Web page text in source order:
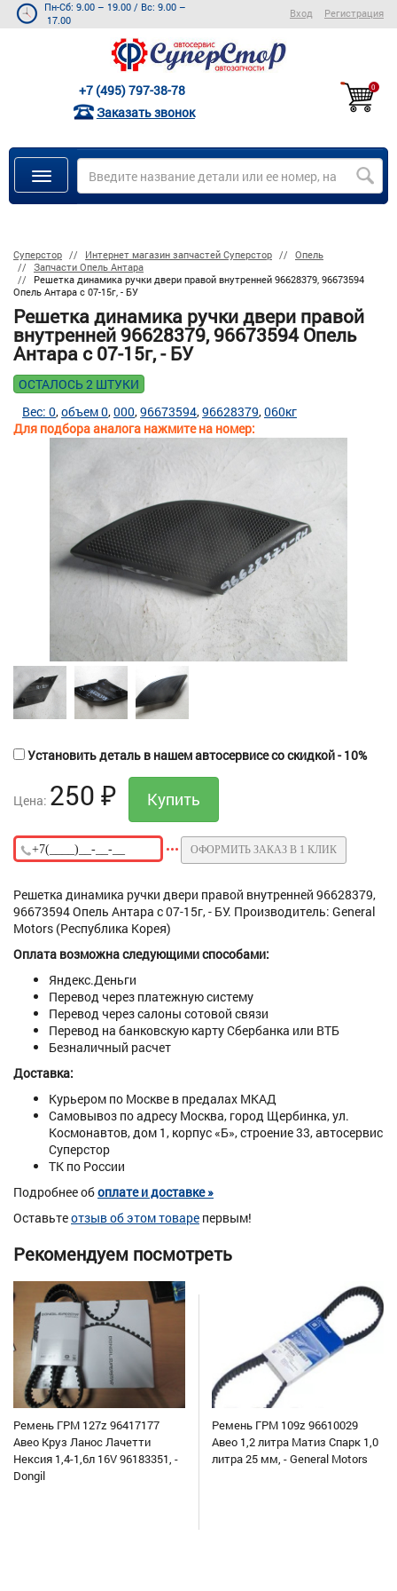
Пн-Сб: 9.00 – 19.00 / Вс: 9.00 –
17.00
Вход Регистрация
+7 (495) 797-38-78
Заказать звонок
0
Суперстор Интернет магазин запчастей Суперстор
Опель
Запчасти Опель Антара
Решетка динамика ручки двери правой внутренней 96628379, 96673594
Опель Антара с 07-15г, - БУ
Решетка динамика ручки двери правой
внутренней 96628379, 96673594 Опель
Антара с 07-15г, - БУ
ОСТАЛОСЬ 2 ШТУКИ
Для подбора аналога нажмите на номер:
Вес: 0 объем 0 000 96673594 96628379 060кг
Установить деталь в нашем автосервисе со скидкой - 10%
Цена: 250 ₽
ОФОРМИТЬ ЗАКАЗ В 1 КЛИК
Решетка динамика ручки двери правой внутренней 96628379,
96673594 Опель Антара с 07-15г, - БУ. Производитель: General
Motors (Республика Корея)
Оплата возможна следующими способами:
Яндекс.Деньги
Перевод через платежную систему
Перевод через салоны сотовой связи
Перевод на банковскую карту Сбербанка или ВТБ
Безналичный расчет
Доставка:
Курьером по Москве в предалах МКАД
Самовывоз по адресу Москва, город Щербинка, ул.
Космонавтов, дом 1, корпус «Б», строение 33, автосервис
Суперстор
ТК по России
Подробнее обоплате и доставке »
Оставьтеотзыв об этом товаре первым!
Рекомендуем посмотреть
Ремень ГРМ 127z 96417177
Авео Круз Ланос Лачетти
Нексия 1,4-1,6л 16V 96183351, -
Dongil
Ремень ГРМ 109z 96610029
Авео 1,2 литра Матиз Спарк 1,0
литра 25 мм, - General Motors